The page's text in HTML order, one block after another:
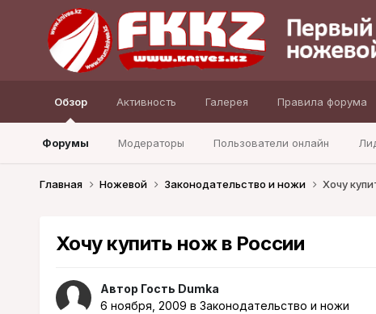
Обзор
Форумы Модераторы Пользователи онлайн
Активность Галерея Правила форума
Главная Ножевой Законодательство и ножи Хочу
Хочу купить нож в России
Автор Гость Dumka
6 ноября, 2009 в Законодательство и ножи